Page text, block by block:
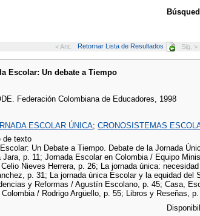
< Ant. Retornar Lista de Resultados Sig. >
Escolar: Un debate a Tiempo
Federación Colombiana de Educadores, 1998
ESCOLAR ÚNICA; CRONOSISTEMAS
de texto
Un Debate a Tiempo. Debate de la Jornada
p. 11; Jornada Escolar en Colombia / Equipo
Nieves Herrera, p. 26; La jornada única:
p. 31; La jornada única Escolar y la equidad
y Reformas / Agustín Escolano, p. 45; Casa,
/ Rodrigo Argüello, p. 55; Libros y Reseñas,